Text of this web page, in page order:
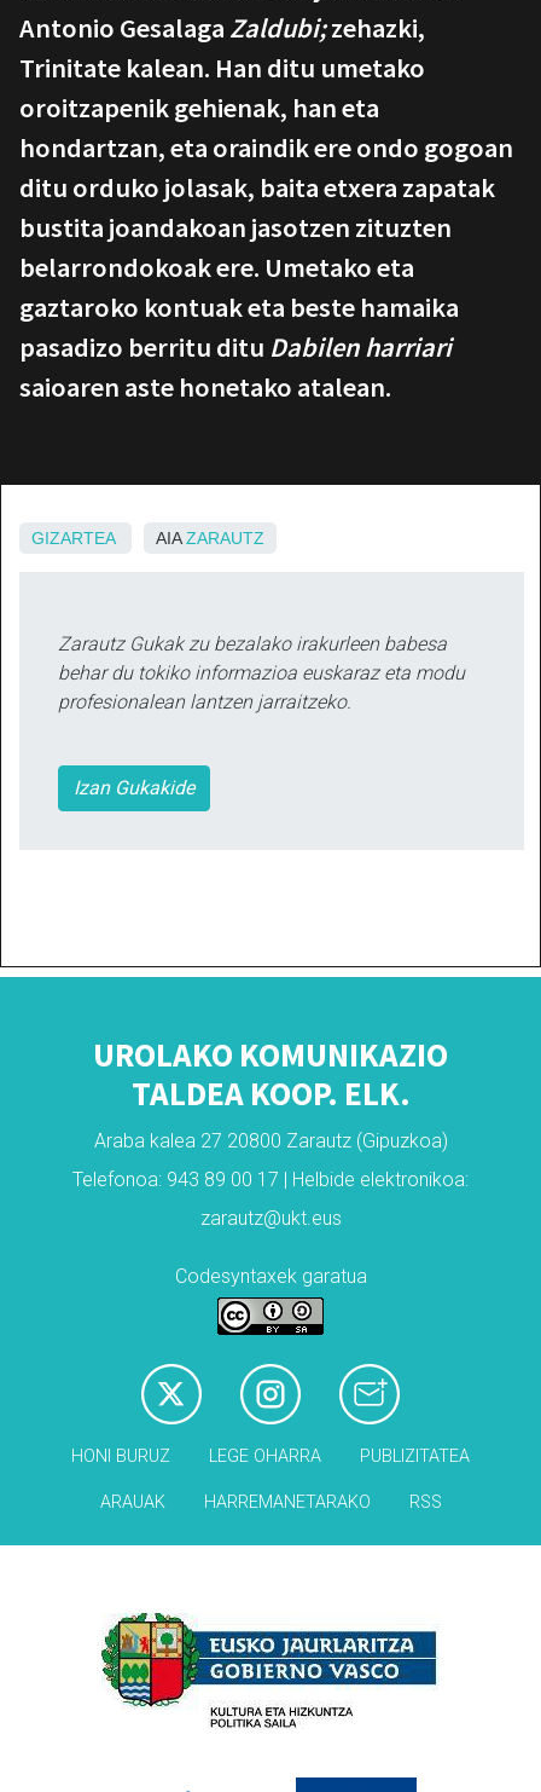
Antonio Gesalaga Zaldubi;zehazki,
Trinitate kalean. Han ditu umetako
oroitzapenik gehienak, han eta
hondartzan, eta oraindik ere ondo gogoan
ditu orduko jolasak, baita etxera zapatak
bustita joandakoan jasotzen zituzten
belarrondokoak ere. Umetako eta
gaztaroko kontuak eta beste hamaika
pasadizo berritu ditu Dabilen harriari
saioaren aste honetako atalean.
GIZARTEA AIAZARAUTZ
Zarautz Gukak zu bezalako irakurleen babesa
behar du tokiko informazioa euskaraz eta modu
profesionalean lantzen jarraitzeko.
Izan Gukakide
UROLAKO KOMUNIKAZIO
TALDEA KOOP. ELK.
Araba kalea 27 20800 Zarautz (Gipuzkoa)
Telefonoa: 943 89 00 17 | Helbide elektronikoa:
zarautz@ukt.eus
Codesyntaxek garatua
HONI BURUZ LEGE OHARRA PUBLIZITATEA
ARAUAK HARREMANETARAKO RSS